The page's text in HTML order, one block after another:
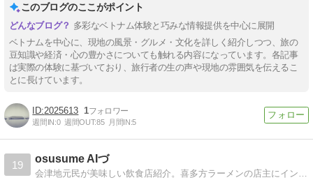
このブログのここがポイント
多彩なベトナム体験と巧みな情報提供を中心に展開
ベトナムを中心に、現地の風景・グルメ・文化を詳しく紹介しつつ、旅の
豆知識や経済・心の豊かさについても触れる内容になっています。各記事
は実際の体験に基づいており、旅行者の生の声や現地の雰囲気を伝えるこ
とに長けています。
2025613 1
週間IN:0 週間OUT:85 月間IN:5
19
osusume AIづ